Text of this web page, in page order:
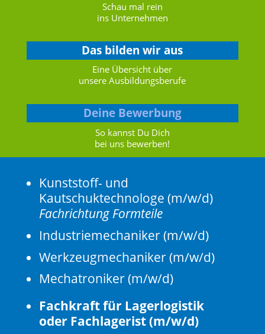
Schau mal rein
ins Unternehmen
Das bilden wir aus
Eine Übersicht über
unsere Ausbildungsberufe
Deine Bewerbung
So kannst Du Dich
bei uns bewerben!
Kunststoff- und
Kautschuktechnologe (m/w/d)
Fachrichtung Formteile
Industriemechaniker (m/w/d)
Werkzeugmechaniker (m/w/d)
Mechatroniker (m/w/d)
Fachkraft für Lagerlogistik
oder Fachlagerist (m/w/d)